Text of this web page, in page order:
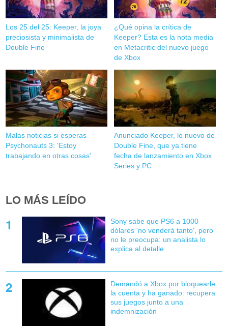
Los 25 del 25: Keeper, la joya
preciosista y minimalista de
Double Fine
¿Qué opina la crítica de
Keeper? Esta es la nota media
en Metacritic del nuevo juego
de Xbox
Malas noticias si esperas
Psychonauts 3: 'Estoy
trabajando en otras cosas'
Anunciado Keeper, lo nuevo de
Double Fine, que ya tiene
fecha de lanzamiento en Xbox
Series y PC
LO MÁS LEÍDO
Sony sabe que PS6 a 1000
dólares 'no venderá tanto', pero
no le preocupa: un analista lo
explica al detalle
Demandó a Xbox por bloquearle
la cuenta y ha ganado: recupera
sus juegos junto a una
indemnización